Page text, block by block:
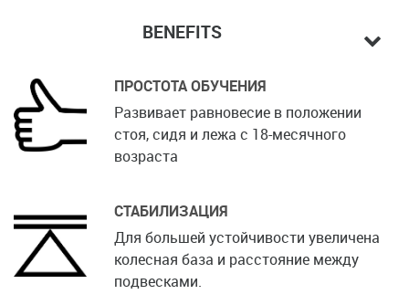
BENEFITS
ПРОСТОТА ОБУЧЕНИЯ
Развивает равновесие в положении
стоя, сидя и лежа с 18-месячного
возраста
СТАБИЛИЗАЦИЯ
Для большей устойчивости увеличена
колесная база и расстояние между
подвесками.